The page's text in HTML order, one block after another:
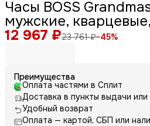
Часы BOSS
мужские,
12 967 ₽23 761 ₽−45%
Преимущества
Оплата частями в Сплит
Доставка в пункты выдачи
Удобный возврат
Оплата — картой, СБП или